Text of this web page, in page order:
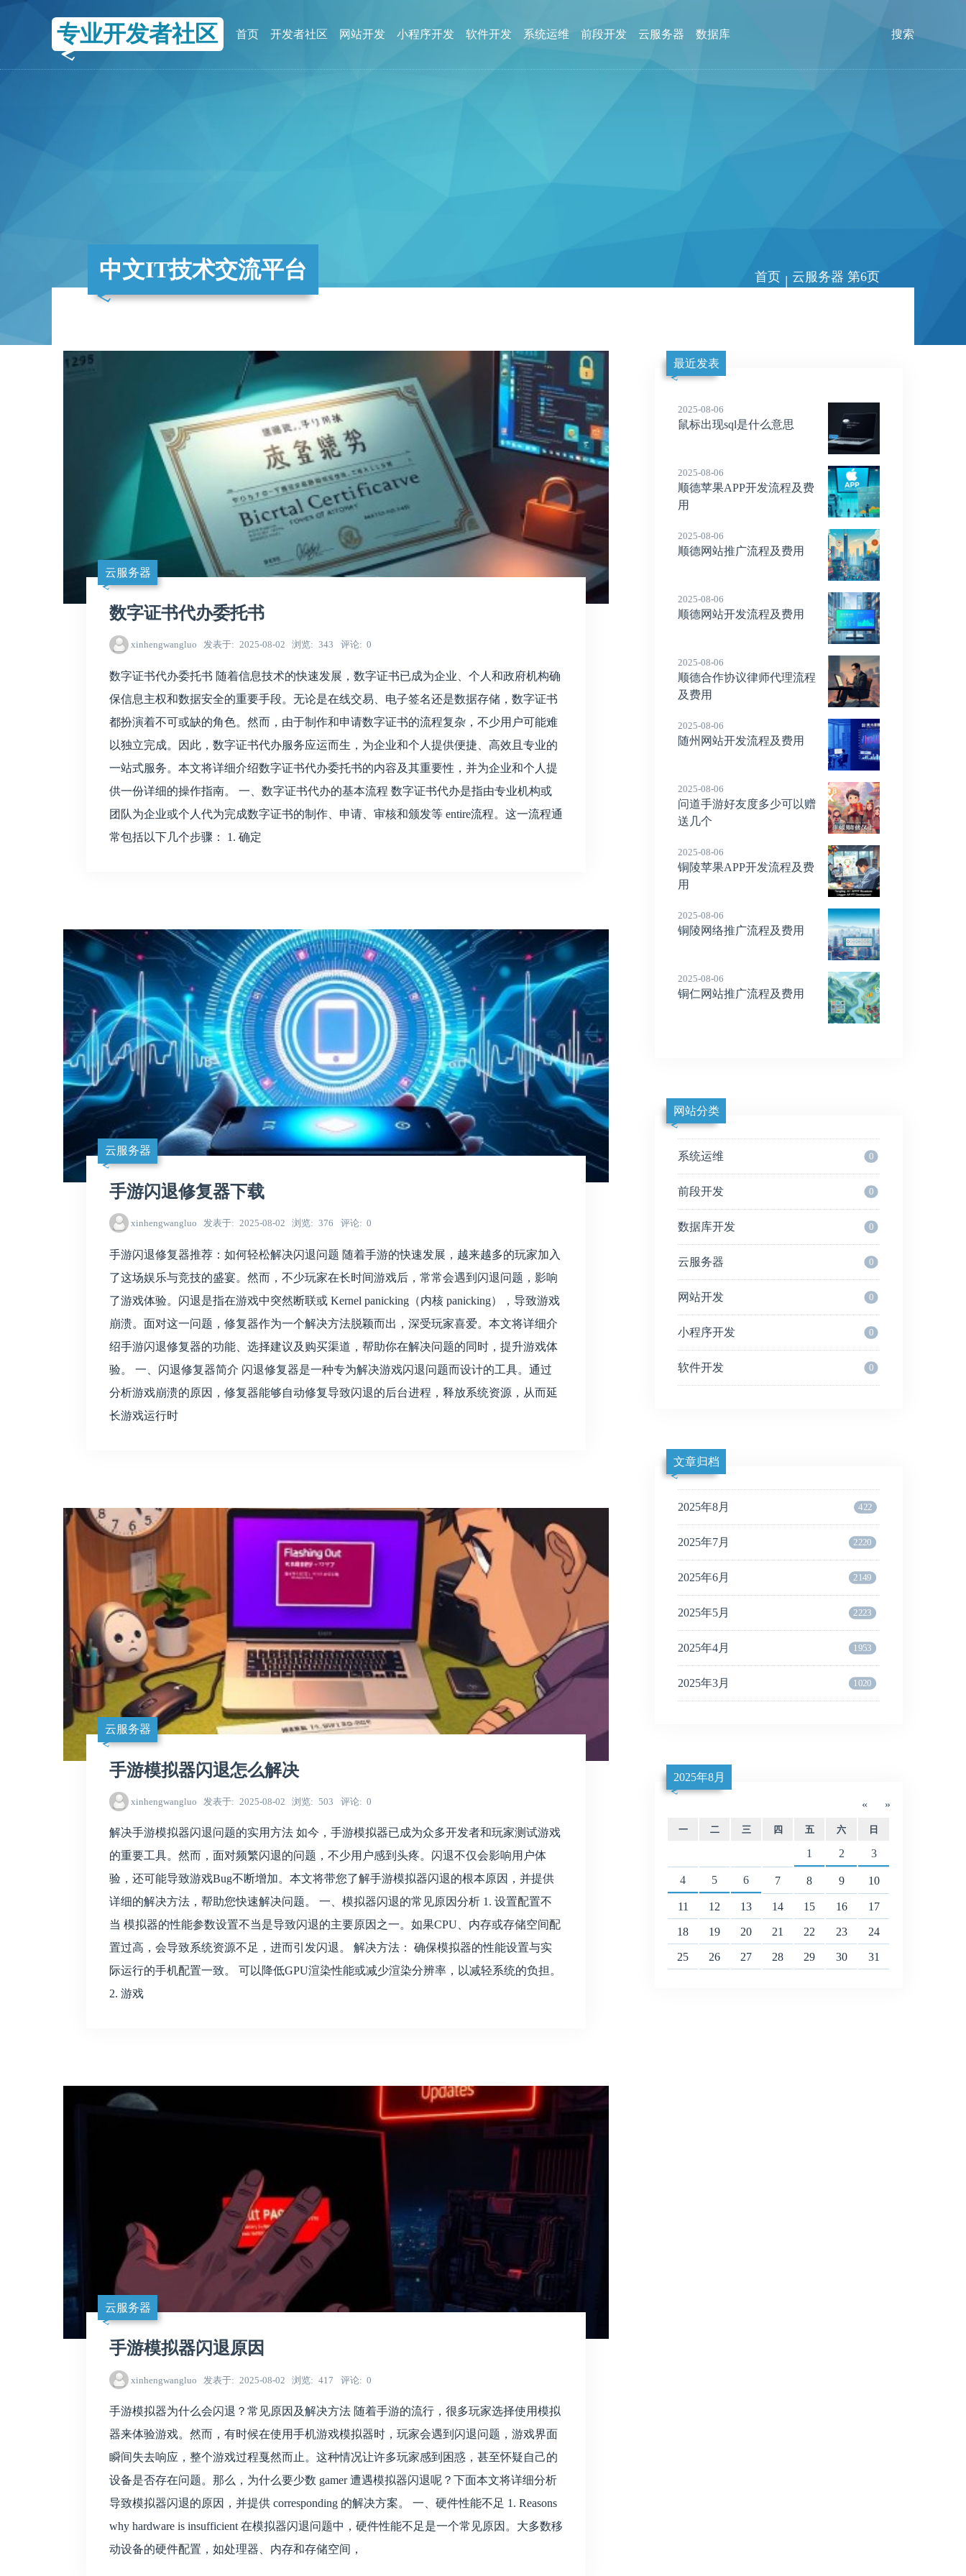
专业开发者社区 首页 开发者社区 网站开发 小程序开发 软件开发 系统运维 前段开发 云服务器 数据库 搜索
中文IT技术交流平台 首页 | 云服务器 第6页
云服务器
数字证书代办委托书
xinhengwangluo 发表于 2025-08-02 浏览 343 评论 0
数字证书代办委托书 随着信息技术的快速发展，数字证书已成为企业、个人和政府机构确
保信息主权和数据安全的重要手段。无论是在线交易、电子签名还是数据存储，数字证书
都扮演着不可或缺的角色。然而，由于制作和申请数字证书的流程复杂，不少用户可能难
以独立完成。因此，数字证书代办服务应运而生，为企业和个人提供便捷、高效且专业的
一站式服务。本文将详细介绍数字证书代办委托书的内容及其重要性，并为企业和个人提
供一份详细的操作指南。 一、数字证书代办的基本流程 数字证书代办是指由专业机构或
团队为企业或个人代为完成数字证书的制作、申请、审核和颁发等 entire流程。这一流程通
常包括以下几个步骤： 1. 确定
云服务器
手游闪退修复器下载
xinhengwangluo 发表于 2025-08-02 浏览 376 评论 0
手游闪退修复器推荐：如何轻松解决闪退问题 随着手游的快速发展，越来越多的玩家加入
了这场娱乐与竞技的盛宴。然而，不少玩家在长时间游戏后，常常会遇到闪退问题，影响
了游戏体验。闪退是指在游戏中突然断联或 Kernel panicking（内核 panicking），导致游戏
崩溃。面对这一问题，修复器作为一个解决方法脱颖而出，深受玩家喜爱。本文将详细介
绍手游闪退修复器的功能、选择建议及购买渠道，帮助你在解决问题的同时，提升游戏体
验。 一、闪退修复器简介 闪退修复器是一种专为解决游戏闪退问题而设计的工具。通过
分析游戏崩溃的原因，修复器能够自动修复导致闪退的后台进程，释放系统资源，从而延
长游戏运行时
云服务器
手游模拟器闪退怎么解决
xinhengwangluo 发表于 2025-08-02 浏览 503 评论 0
解决手游模拟器闪退问题的实用方法 如今，手游模拟器已成为众多开发者和玩家测试游戏
的重要工具。然而，面对频繁闪退的问题，不少用户感到头疼。闪退不仅会影响用户体
验，还可能导致游戏Bug不断增加。本文将带您了解手游模拟器闪退的根本原因，并提供
详细的解决方法，帮助您快速解决问题。 一、模拟器闪退的常见原因分析 1. 设置配置不
当 模拟器的性能参数设置不当是导致闪退的主要原因之一。如果CPU、内存或存储空间配
置过高，会导致系统资源不足，进而引发闪退。 解决方法： 确保模拟器的性能设置与实
际运行的手机配置一致。 可以降低GPU渲染性能或减少渲染分辨率，以减轻系统的负担。
2. 游戏
云服务器
手游模拟器闪退原因
xinhengwangluo 发表于 2025-08-02 浏览 417 评论 0
手游模拟器为什么会闪退？常见原因及解决方法 随着手游的流行，很多玩家选择使用模拟
器来体验游戏。然而，有时候在使用手机游戏模拟器时，玩家会遇到闪退问题，游戏界面
瞬间失去响应，整个游戏过程戛然而止。这种情况让许多玩家感到困惑，甚至怀疑自己的
设备是否存在问题。那么，为什么要少数 gamer 遭遇模拟器闪退呢？下面本文将详细分析
导致模拟器闪退的原因，并提供 corresponding 的解决方案。 一、硬件性能不足 1. Reasons
why hardware is insufficient 在模拟器闪退问题中，硬件性能不足是一个常见原因。大多数移
动设备的硬件配置，如处理器、内存和存储空间，
最近发表
2025-08-06
鼠标出现sql是什么意思
2025-08-06
顺德苹果APP开发流程及费
用
2025-08-06
顺德网站推广流程及费用
2025-08-06
顺德网站开发流程及费用
2025-08-06
顺德合作协议律师代理流程
及费用
2025-08-06
随州网站开发流程及费用
2025-08-06
问道手游好友度多少可以赠
送几个
2025-08-06
铜陵苹果APP开发流程及费
用
2025-08-06
铜陵网络推广流程及费用
2025-08-06
铜仁网站推广流程及费用
网站分类
系统运维 0
前段开发 0
数据库开发 0
云服务器 0
网站开发 0
小程序开发 0
软件开发 0
文章归档
2025年8月 422
2025年7月 2220
2025年6月 2149
2025年5月 2223
2025年4月 1953
2025年3月 1020
«
2025年8月
»
一 二 三 四 五 六 日
1 2 3
4 5 6 7 8 9 10
11 12 13 14 15 16 17
18 19 20 21 22 23 24
25 26 27 28 29 30 31